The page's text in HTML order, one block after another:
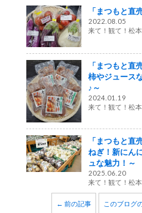
「まつもと直
2022.08.05
来て！観て！松
「まつもと直
柿やジュース
♪～
2024.01.19
来て！観て！松
「まつもと直
ねぎ！新にん
ュな魅力！～
2025.06.20
来て！観て！松
← 前の記事 このブログ